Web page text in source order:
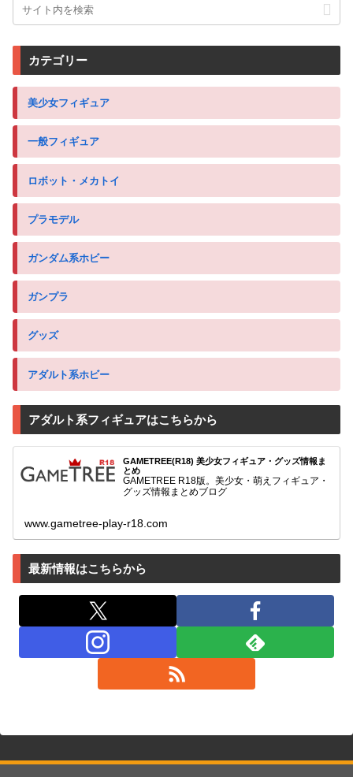
カテゴリー
美少女フィギュア
一般フィギュア
ロボット・メカトイ
プラモデル
ガンダム系ホビー
ガンプラ
グッズ
アダルト系ホビー
アダルト系フィギュアはこちらから
GAMETREE(R18) 美少女フィギュア・グッズ情報ま
とめ
GAMETREE R18版。美少女・萌えフィギュア・
グッズ情報まとめブログ
www.gametree-play-r18.com
最新情報はこちらから